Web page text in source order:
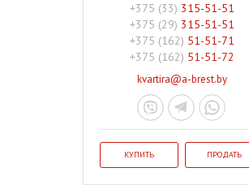
+375 (33) 315-51-51
+375 (29) 315-51-51
+375 (162) 51-51-71
+375 (162) 51-51-72
kvartira@a-brest.by
КУПИТЬ ПРОДАТЬ